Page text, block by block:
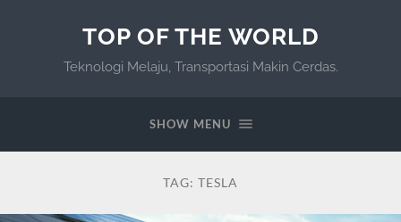
TOP OF THE WORLD
Teknologi Melaju, Transportasi Makin Cerdas.
SHOW MENU
TAG: TESLA